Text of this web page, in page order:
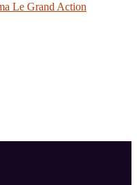
Le Grand Action